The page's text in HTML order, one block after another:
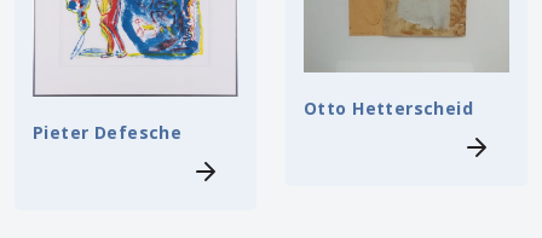
Pieter Defesche
Otto Hetterscheid